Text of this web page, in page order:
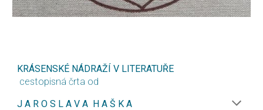
KRÁSENSKÉ NÁDRAŽÍ V LITERATUŘE
cestopisná črta od
J A R O S L A V A H A Š K A